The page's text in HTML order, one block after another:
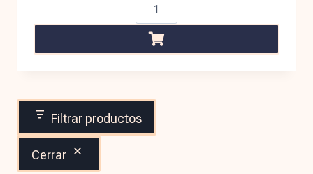
Filtrar productos
Cerrar